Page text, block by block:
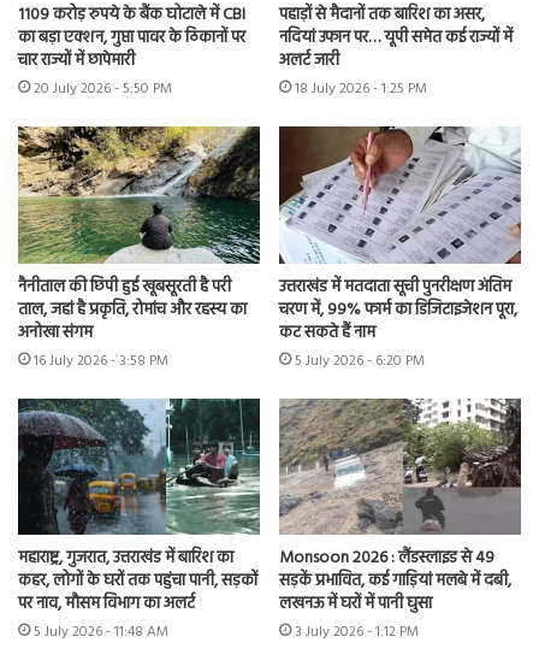
1109 करोड़ रुपये के बैंक घोटाले में CBI
का बड़ा एक्शन, गुप्ता पावर के ठिकानों पर
चार राज्यों में छापेमारी
20 July 2026 - 5:50 PM
पहाड़ों से मैदानों तक बारिश का असर,
नदियां उफान पर… यूपी समेत कई राज्यों में
अलर्ट जारी
18 July 2026 - 1:25 PM
नैनीताल की छिपी हुई खूबसूरती है परी
ताल, जहां है प्रकृति, रोमांच और रहस्य का
अनोखा संगम
16 July 2026 - 3:58 PM
उत्तराखंड में मतदाता सूची पुनरीक्षण अंतिम
चरण में, 99% फार्म का डिजिटाइजेशन पूरा,
कट सकते हैं नाम
5 July 2026 - 6:20 PM
महाराष्ट्र, गुजरात, उत्तराखंड में बारिश का
कहर, लोगों के घरों तक पहुंचा पानी, सड़कों
पर नाव, मौसम विभाग का अलर्ट
5 July 2026 - 11:48 AM
Monsoon 2026 : लैंडस्लाइड से 49
सड़कें प्रभावित, कई गाड़ियां मलबे में दबी,
लखनऊ में घरों में पानी घुसा
3 July 2026 - 1:12 PM